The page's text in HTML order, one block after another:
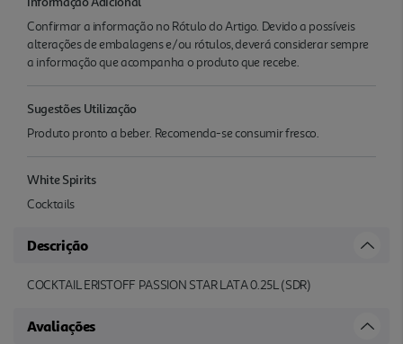
Confirmar a informação no Rótulo do Artigo. Devido a possíveis
alterações de embalagens e/ou rótulos, deverá considerar sempre
a informação que acompanha o produto que recebe.
Sugestões Utilização
Produto pronto a beber. Recomenda-se consumir fresco.
White Spirits
Cocktails
Descrição
COCKTAIL ERISTOFF PASSION STAR LATA 0.25L (SDR)
Avaliações